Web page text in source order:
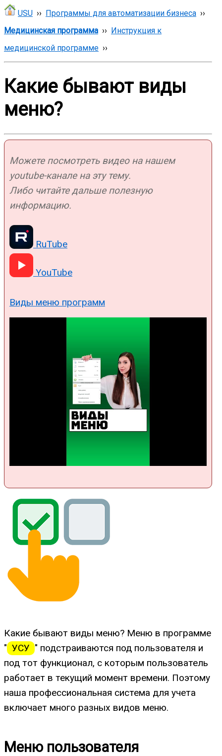
USU ›› Программы для автоматизации бизнеса ››
Медицинская программа ›› Инструкция к
медицинской программе ››
Какие бывают виды
меню?
Можете посмотреть видео на нашем
youtube-канале на эту тему.
Либо читайте дальше полезную
информацию.
RuTube
YouTube
Виды меню программ
Какие бывают виды меню? Меню в программе
" УСУ " подстраиваются под пользователя и
под тот функционал, с которым пользователь
работает в текущий момент времени. Поэтому
наша профессиональная система для учета
включает много разных видов меню.
Меню пользователя